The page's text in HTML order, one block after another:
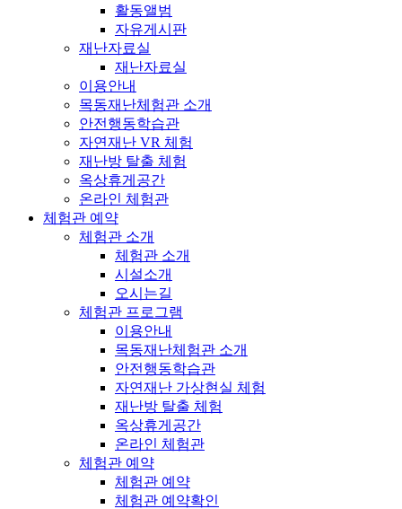
활동앨범
자유게시판
재난자료실
재난자료실
이용안내
목동재난체험관 소개
안전행동학습관
자연재난 VR 체험
재난방 탈출 체험
옥상휴게공간
온라인 체험관
체험관 예약
체험관 소개
체험관 소개
시설소개
오시는길
체험관 프로그램
이용안내
목동재난체험관 소개
안전행동학습관
자연재난 가상현실 체험
재난방 탈출 체험
옥상휴게공간
온라인 체험관
체험관 예약
체험관 예약
체험관 예약확인